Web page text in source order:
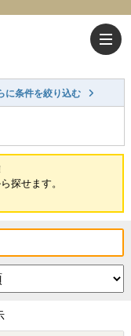
に条件を絞り込む
探せます。